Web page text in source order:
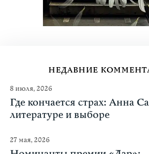
НЕДАВНИЕ
8 июля, 2026
Где кончается страх: Анна
литературе и выборе
27 мая, 2026